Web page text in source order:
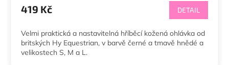
419 Kč DETAIL
Velmi praktická a nastavitelná hříběcí kožená ohlávka od
britských Hy Equestrian, v barvě černé a tmavě hnědé a
velikostech S, M a L.